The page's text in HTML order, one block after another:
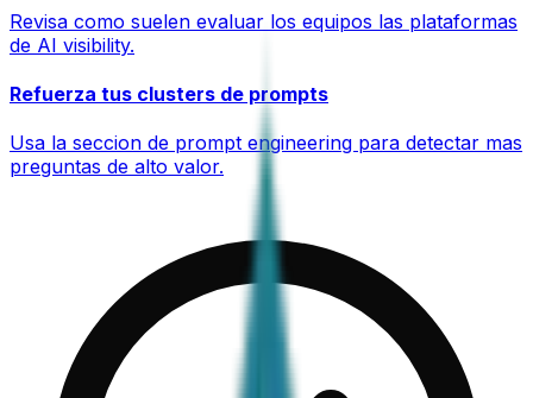
Revisa como suelen evaluar los equipos las plataformas
de AI visibility.
Refuerza tus clusters de prompts
Usa la seccion de prompt engineering para detectar mas
preguntas de alto valor.